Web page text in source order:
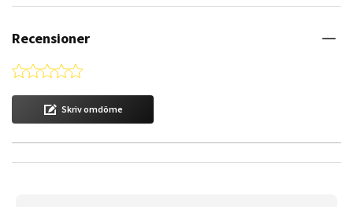
Recensioner
0.0 star rating
Skriv omdöme